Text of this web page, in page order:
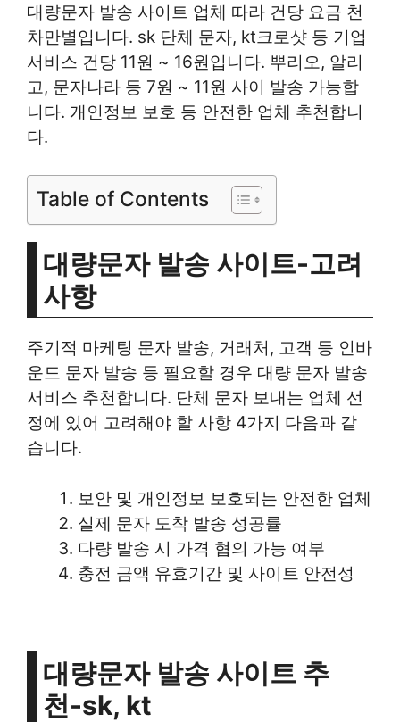
대량문자 발송 사이트 업체 따라 건당 요금 천
차만별입니다. sk 단체 문자, kt크로샷 등 기업
서비스 건당 11원 ~ 16원입니다. 뿌리오, 알리
고, 문자나라 등 7원 ~ 11원 사이 발송 가능합
니다. 개인정보 보호 등 안전한 업체 추천합니
다.
Table of Contents
대량문자 발송 사이트-고려
사항
주기적 마케팅 문자 발송, 거래처, 고객 등 인바
운드 문자 발송 등 필요할 경우 대량 문자 발송
서비스 추천합니다. 단체 문자 보내는 업체 선
정에 있어 고려해야 할 사항 4가지 다음과 같
습니다.
보안 및 개인정보 보호되는 안전한 업체
실제 문자 도착 발송 성공률
다량 발송 시 가격 협의 가능 여부
충전 금액 유효기간 및 사이트 안전성
대량문자 발송 사이트 추
천-sk, kt